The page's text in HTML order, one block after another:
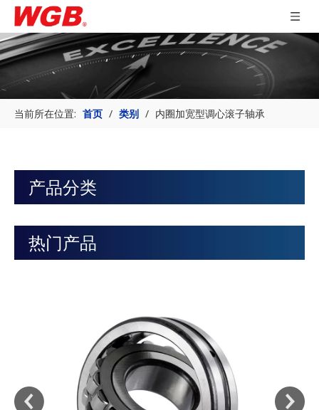
当前所在位置: 首页 / 类别 / 内圈加宽型调心滚子轴承
产品分类
热门产品